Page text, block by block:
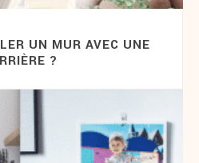
UN MUR AVEC UNE
?